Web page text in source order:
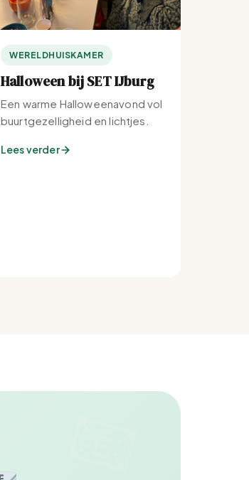
WERELDHUISKAMER
Halloween bij SET IJburg
Een warme Halloweenavond vol
buurtgezelligheid en lichtjes.
Lees verder